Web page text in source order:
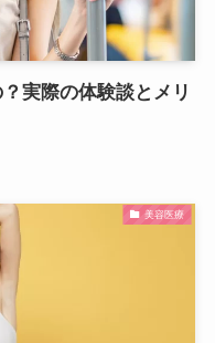
実際の体験談とメリ
美容医療